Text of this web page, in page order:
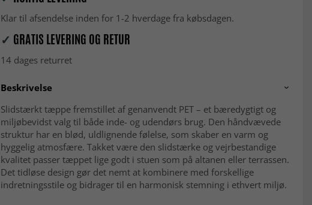
Klar til afsendelse inden for 1-2 hverdage fra købsdagen.
✓ GRATIS LEVERING OG RETUR
14 dages returret
Beskrivelse
Slidstærkt tæppe fremstillet af genanvendt PET – et bæredygtigt og
miljøbevidst valg til både inde- og udendørs brug. Den håndvævede
struktur har en blød, uldlignende følelse, som skaber en varm og
hyggelig atmosfære. Takket være den slidstærke og vejrbestandige
kvalitet passer tæppet lige godt i stuen som på altanen eller terrassen.
Det tidløse design gør det nemt at kombinere med forskellige
indretningsstile og bidrager til en harmonisk stemning i ethvert miljø.